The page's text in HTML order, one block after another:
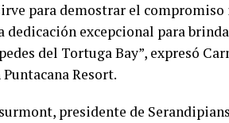
para demostrar el
dedicación excepcional para
del Tortuga Bay”, expresó
Resort.
presidente de